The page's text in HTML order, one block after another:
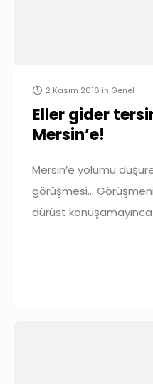
2 Kasım 2016 in Genel
Eller gider
Mersin’e!
Mersin’e yolumu
görüşmesi…
dürüst